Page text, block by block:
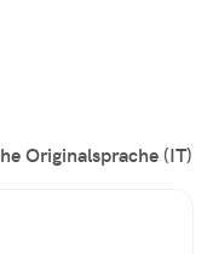
Originalsprache (IT)